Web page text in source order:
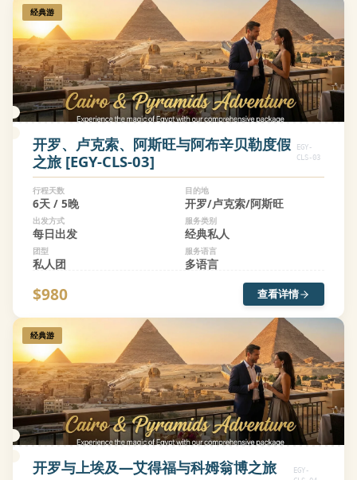
经典游
开罗、卢克索、阿斯旺与阿布辛贝勒度假
之旅 [EGY-CLS-03]
EGY-
CLS-03
行程天数
6天 / 5晚
目的地
开罗/卢克索/阿斯旺
出发方式
每日出发
服务类别
经典私人
团型
私人团
服务语言
多语言
$980 查看详情
经典游
开罗与上埃及—艾得福与科姆翁博之旅
EGY-